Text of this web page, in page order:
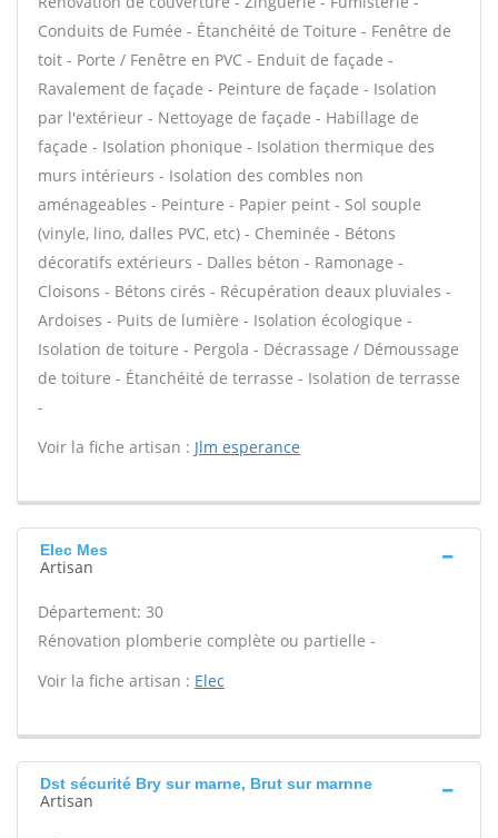
Conduits de Fumée - Étanchéité de Toiture - Fenêtre de
toit - Porte / Fenêtre en PVC - Enduit de façade -
Ravalement de façade - Peinture de façade - Isolation
par l'extérieur - Nettoyage de façade - Habillage de
façade - Isolation phonique - Isolation thermique des
murs intérieurs - Isolation des combles non
aménageables - Peinture - Papier peint - Sol souple
(vinyle, lino, dalles PVC, etc) - Cheminée - Bétons
décoratifs extérieurs - Dalles béton - Ramonage -
Cloisons - Bétons cirés - Récupération deaux pluviales -
Ardoises - Puits de lumière - Isolation écologique -
Isolation de toiture - Pergola - Décrassage / Démoussage
de toiture - Étanchéité de terrasse - Isolation de terrasse
-
Voir la fiche artisan : Jlm esperance
Elec Mes
Artisan
Département: 30
Rénovation plomberie complète ou partielle -
Voir la fiche artisan : Elec
Dst sécurité Bry sur marne, Brut sur marnne
Artisan